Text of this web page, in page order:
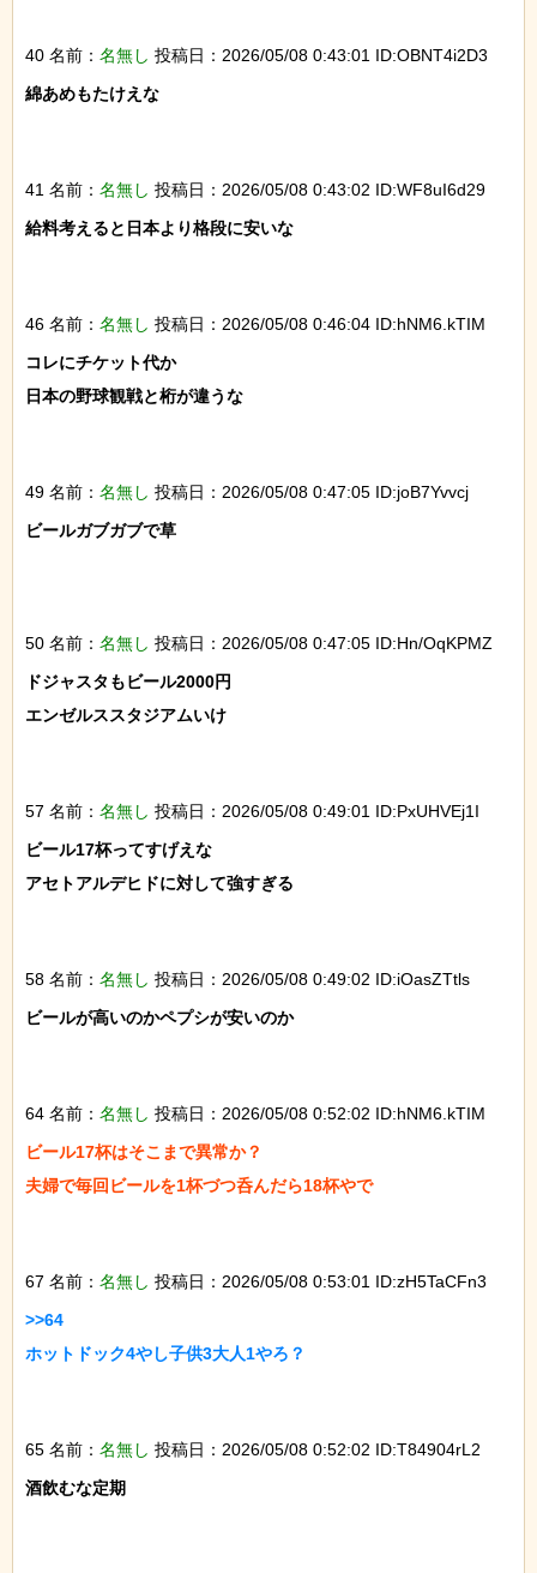
40 名前： 名無し 投稿日：2026/05/08 0:43:01 ID:OBNT4i2D3
綿あめもたけえな
41 名前： 名無し 投稿日：2026/05/08 0:43:02 ID:WF8uI6d29
給料考えると日本より格段に安いな
46 名前： 名無し 投稿日：2026/05/08 0:46:04 ID:hNM6.kTIM
コレにチケット代か
日本の野球観戦と桁が違うな
49 名前： 名無し 投稿日：2026/05/08 0:47:05 ID:joB7Yvvcj
ビールガブガブで草
50 名前： 名無し 投稿日：2026/05/08 0:47:05 ID:Hn/OqKPMZ
ドジャスタもビール2000円
エンゼルススタジアムいけ
57 名前： 名無し 投稿日：2026/05/08 0:49:01 ID:PxUHVEj1I
ビール17杯ってすげえな
アセトアルデヒドに対して強すぎる
58 名前： 名無し 投稿日：2026/05/08 0:49:02 ID:iOasZTtls
ビールが高いのかペプシが安いのか
64 名前： 名無し 投稿日：2026/05/08 0:52:02 ID:hNM6.kTIM
ビール17杯はそこまで異常か？
夫婦で毎回ビールを1杯づつ呑んだら18杯やで
67 名前： 名無し 投稿日：2026/05/08 0:53:01 ID:zH5TaCFn3
>>64
ホットドック4やし子供3大人1やろ？
65 名前： 名無し 投稿日：2026/05/08 0:52:02 ID:T84904rL2
酒飲むな定期